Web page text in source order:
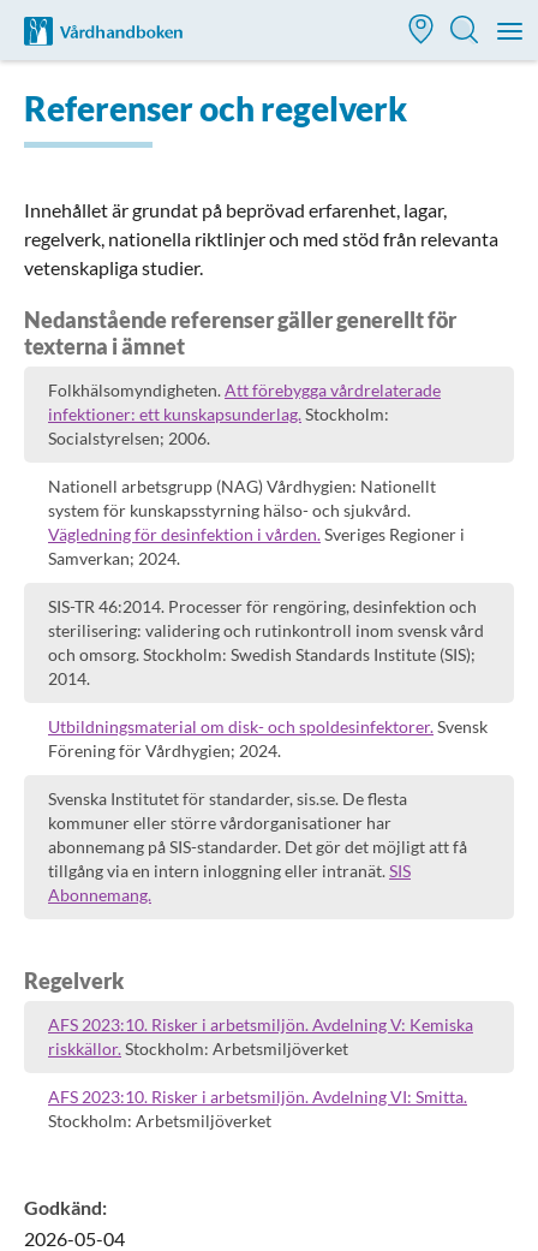
Till startsidan för Vårdhandboken
Referenser och regelverk
Innehållet är grundat på beprövad erfarenhet, lagar,
regelverk, nationella riktlinjer och med stöd från relevanta
vetenskapliga studier.
Nedanstående referenser gäller generellt för
texterna i ämnet
Folkhälsomyndigheten.Att förebygga vårdrelaterade
infektioner: ett kunskapsunderlag.Stockholm:
Socialstyrelsen; 2006.
Nationell arbetsgrupp (NAG) Vårdhygien: Nationellt
system för kunskapsstyrning hälso- och sjukvård.
Vägledning för desinfektion i vården.Sveriges Regioner i
Samverkan; 2024.
SIS-TR 46:2014. Processer för rengöring, desinfektion och
sterilisering: validering och rutinkontroll inom svensk vård
och omsorg. Stockholm: Swedish Standards Institute (SIS);
2014.
Utbildningsmaterial om disk- och spoldesinfektorer.Svensk
Förening för Vårdhygien; 2024.
Svenska Institutet för standarder, sis.se. De flesta
kommuner eller större vårdorganisationer har
abonnemang på SIS-standarder. Det gör det möjligt att få
tillgång via en intern inloggning eller intranät.SIS
Abonnemang.
Regelverk
AFS 2023:10. Risker i arbetsmiljön. Avdelning V: Kemiska
riskkällor.Stockholm: Arbetsmiljöverket
AFS 2023:10. Risker i arbetsmiljön. Avdelning VI: Smitta.
Stockholm: Arbetsmiljöverket
Godkänd:
2026-05-04